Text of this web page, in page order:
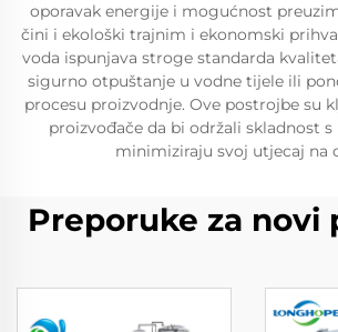
oporavak energije i mogućnost
čini i ekološki trajnim i ekonomski
voda ispunjava stroge standarda
sigurno otpuštanje u vodne tijele ili
procesu proizvodnje. Ove postrojbe su
proizvođače da bi održali skladnost
minimiziraju svoj utjecaj na
Preporuke za novi